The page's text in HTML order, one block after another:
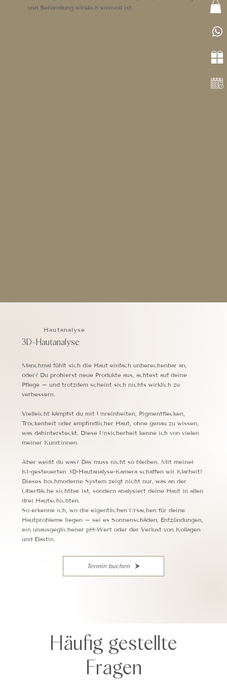
Hautanalyse
3D-Hautanalyse
Manchmal fühlt sich die Haut einfach unberechenbar an,
oder? Du probierst neue Produkte aus, achtest auf deine
Pflege – und trotzdem scheint sich nichts wirklich zu
verbessern.
Vielleicht kämpfst du mit Unreinheiten, Pigmentflecken,
Trockenheit oder empfindlicher Haut, ohne genau zu wissen,
was dahintersteckt. Diese Unsicherheit kenne ich von vielen
meiner Kund:innen.
Aber weißt du was? Das muss nicht so bleiben. Mit meiner
KI-gesteuerten 3D-Hautanalyse-Kamera schaffen wir Klarheit!
Dieses hochmoderne System zeigt nicht nur, was an der
Oberfläche sichtbar ist, sondern analysiert deine Haut in allen
drei Hautschichten.
So erkenne ich, wo die eigentlichen Ursachen für deine
Hautprobleme liegen – sei es Sonnenschäden, Entzündungen,
ein unausgeglichener pH-Wert oder der Verlust von Kollagen
und Elastin.
Termin buchen
und Behandlung wirklich sinnvoll ist.
Häufig gestellte
Fragen